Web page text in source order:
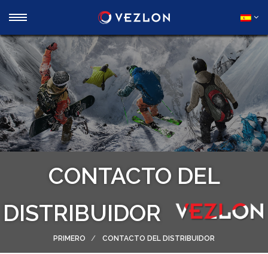
CONTACTO DEL
DISTRIBUIDOR
PRIMERO CONTACTO DEL DISTRIBUIDOR